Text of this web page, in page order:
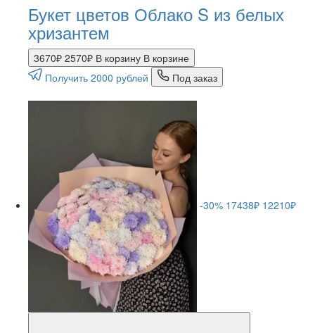
Букет цветов Облако S из белых
хризантем
3670₽ 2570₽ В корзину В корзине
Получить 2000 рублей
Под заказ
-30% 17438₽ 12210₽